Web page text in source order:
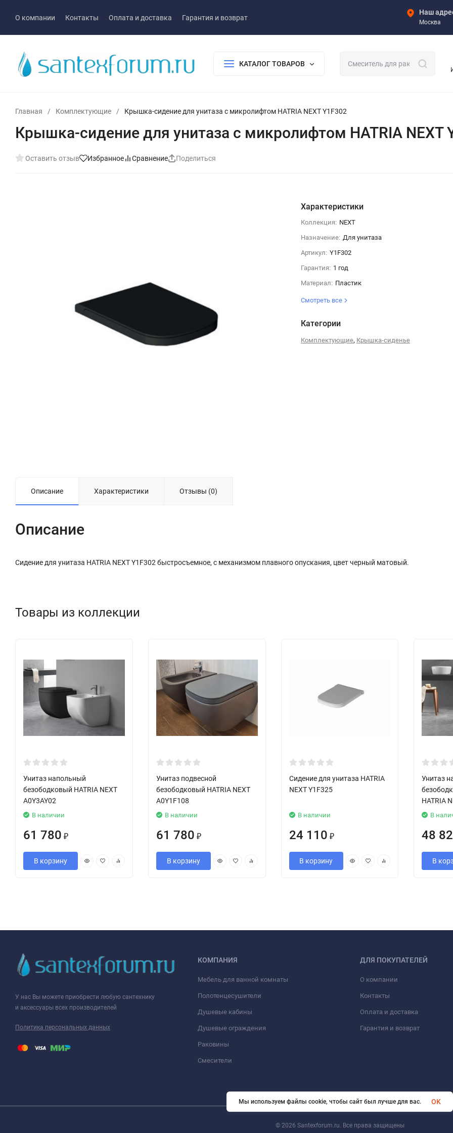
О компании Контакты Оплата и доставка Гарантия и возврат
Наш
Москва
КАТАЛОГ ТОВАРОВ
Главная / Комплектующие / Крышка-сидение для унитаза с микролифтом HATRIA NEXT Y1F302
Крышка-сидение для унитаза с микролифтом HATRIA NEXT
Оставить отзыв Избранное Сравнение Поделиться
Характеристики
Коллекция: NEXT
Назначение: Для унитаза
Артикул: Y1F302
Гарантия: 1 год
Материал: Пластик
Смотреть все
Категории
Комплектующие, Крышка-сиденье
Описание Характеристики Отзывы (0)
Описание
Сидение для унитаза HATRIA NEXT Y1F302 быстросъемное, с механизмом плавного опускания, цвет черный матовый.
Товары из коллекции
Унитаз напольный
безободковый HATRIA NEXT
A0Y3AY02
В наличии
61 780 ₽
В корзину
Унитаз подвесной
безободковый HATRIA NEXT
A0Y1F108
В наличии
61 780 ₽
В корзину
Сидение для унитаза HATRIA
NEXT Y1F325
В наличии
24 110 ₽
В корзину
Унитаз
HATRIA
В
48
В
У нас Вы можете приобрести любую сантехнику
и аксессуары всех производителей
Политика персональных данных
КОМПАНИЯ
Мебель для ванной комнаты
Полотенцесушители
Душевые кабины
Душевые ограждения
Раковины
Смесители
ДЛЯ ПОКУПАТЕЛЕЙ
О компании
Контакты
Оплата и доставка
Гарантия и возврат
© 2026 Santexforum.ru. Все права защищены
Мы используем файлы cookie, чтобы сайт был лучше для вас. OK